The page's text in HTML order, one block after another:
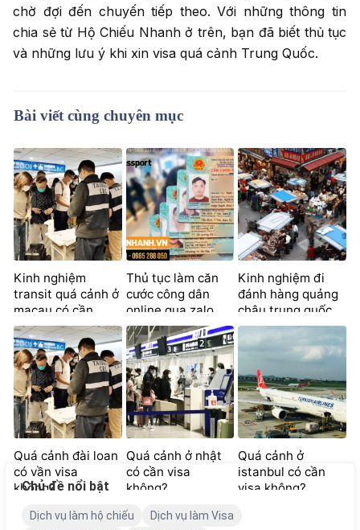
chờ đợi đến chuyến tiếp theo. Với những thông tin
chia sẻ từ Hộ Chiếu Nhanh ở trên, bạn đã biết thủ tục
và những lưu ý khi xin visa quá cảnh Trung Quốc.
Bài viết cùng chuyên mục
Kinh nghiệm đi
đánh hàng quảng
châu trung quốc
từ a – z
Thủ tục làm căn
cước công dân
online qua zalo
nhanh chóng
Kinh nghiệm
transit quá cảnh ở
macau có cần
visa?
Quá cảnh ở
istanbul có cần
visa không?
Quá cảnh ở nhật
có cần visa
không?
Quá cảnh đài loan
có vần visa
không?
Chủ đề nổi bật
Dịch vụ làm hộ chiếu
Dịch vụ làm Visa